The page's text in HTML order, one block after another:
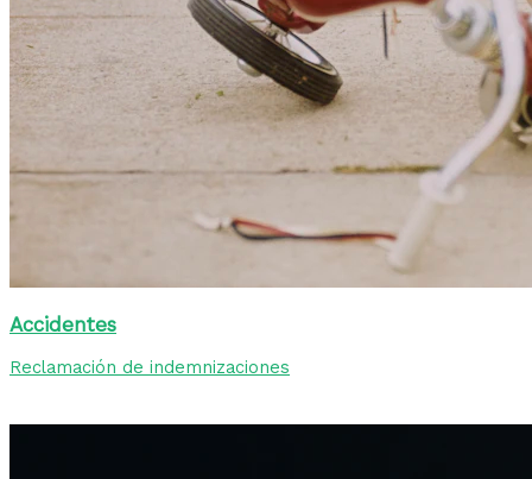
Accidentes
Reclamación de indemnizaciones